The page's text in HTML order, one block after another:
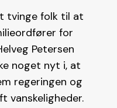
tvinge folk til at
for
Petersen
noget nyt i, at
regeringen og
vanskeligheder.